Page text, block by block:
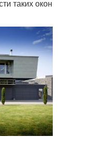
таких окон